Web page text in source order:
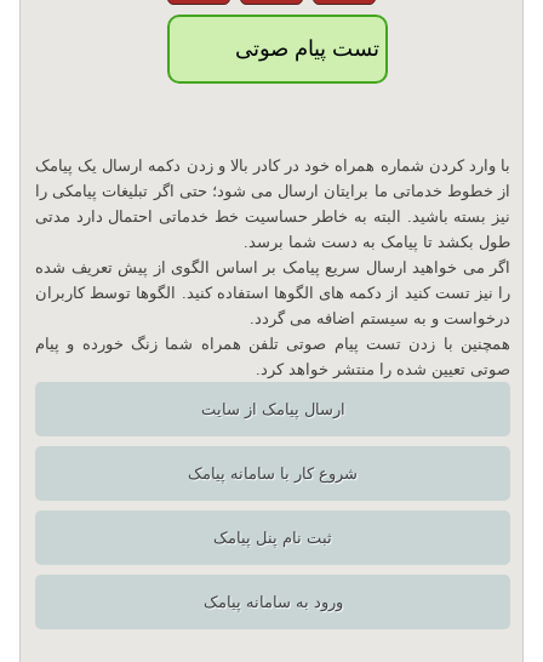
تست پیام صوتی
با وارد کردن شماره همراه خود در کادر بالا و زدن دکمه ارسال یک پیامک
از خطوط خدماتی ما برایتان ارسال می شود؛ حتی اگر تبلیغات پیامکی را
نیز بسته باشید. البته به خاطر حساسیت خط خدماتی احتمال دارد مدتی
طول بکشد تا پیامک به دست شما برسد.
اگر می خواهید ارسال سریع پیامک بر اساس الگوی از پیش تعریف شده
را نیز تست کنید از دکمه های الگوها استفاده کنید. الگوها توسط کاربران
درخواست و به سیستم اضافه می گردد.
همچنین با زدن تست پیام صوتی تلفن همراه شما زنگ خورده و پیام
صوتی تعیین شده را منتشر خواهد کرد.
ارسال پیامک از سایت
شروع کار با سامانه پیامک
ثبت نام پنل پیامک
ورود به سامانه پیامک